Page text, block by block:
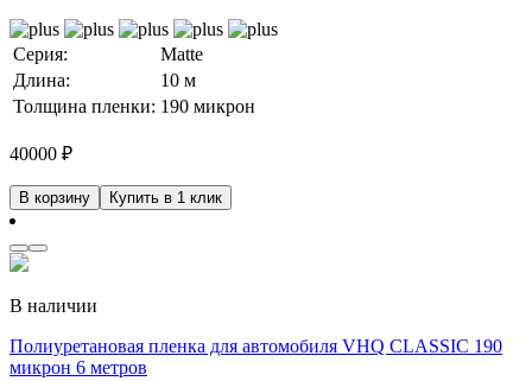
Серия:
Matte
Длина:
10 м
Толщина пленки: 190 микрон
40000 ₽
В корзину Купить в 1 клик
В наличии
Полиуретановая пленка для автомобиля VHQ CLASSIC 190
микрон 6 метров